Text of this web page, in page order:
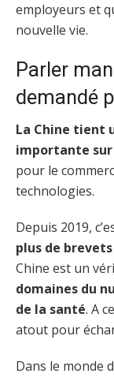
employeurs et
nouvelle vie.
Parler
demandé
La Chine tient
importante
pour le
technologies.
Depuis 2019,
plus de
Chine est un
domaines du
de la santé. A
atout pour
Dans le monde